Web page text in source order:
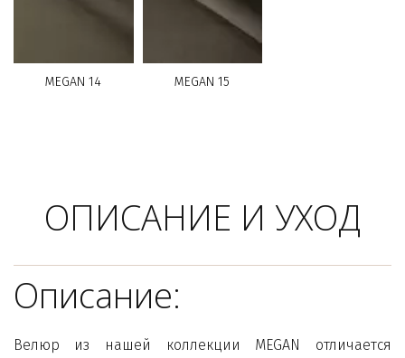
MEGAN 14 MEGAN 15
ОПИСАНИЕ И УХОД
Описание:
Велюр из нашей коллекции MEGAN отличается